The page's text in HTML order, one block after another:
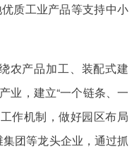
质工业产品等支持中小
农产品加工、装配式建
业，建立“一个链条、一
作机制，做好园区布局
团等龙头企业，通过抓